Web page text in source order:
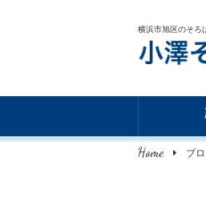
横浜市旭区のそろ
Home ブ